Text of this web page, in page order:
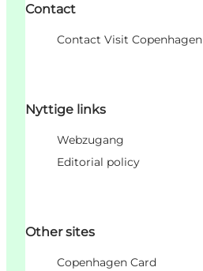
Contact
Contact Visit Copenhagen
Nyttige links
Webzugang
Editorial policy
Other sites
Copenhagen Card